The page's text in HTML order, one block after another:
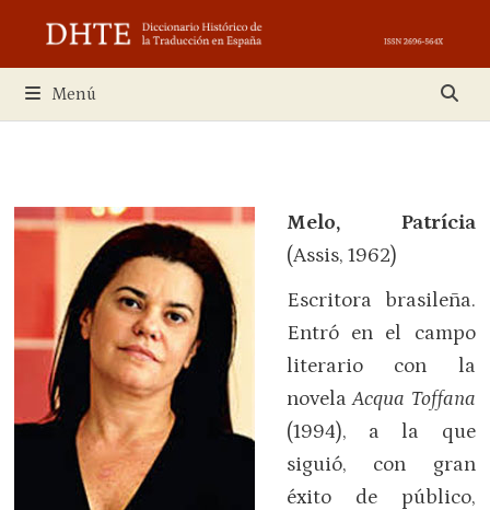
contenido
Menú
Melo, Patrícia
(Assis, 1962)
Escritora brasileña.
Entró en el campo
literario con la
novelaAcqua Toffana
(1994), a la que
siguió, con gran
éxito de público,